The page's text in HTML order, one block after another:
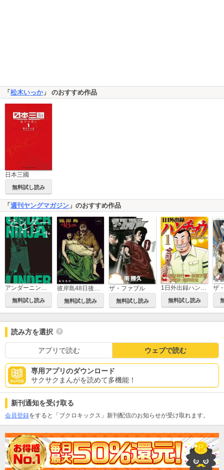
「松木いっか」 のおすすめ作品
日本三國
無料試し読み
「 週刊ヤングマガジン 」のおすすめ作品
アンダーニンジャ
無料試し読み
彼岸島48日後…
無料試し読み
ザ・ファブル
無料試し読み
1日外出録ハンチョウ
無料試し読み
読み方を選択
アプリで読む ウェブで読む
専用アプリのダウンロード
サクサクまんがを読めて多機能！
新刊通知を受け取る
会員登録をすると「ブクロキックス」新刊配信のお知らせが受け取れます。